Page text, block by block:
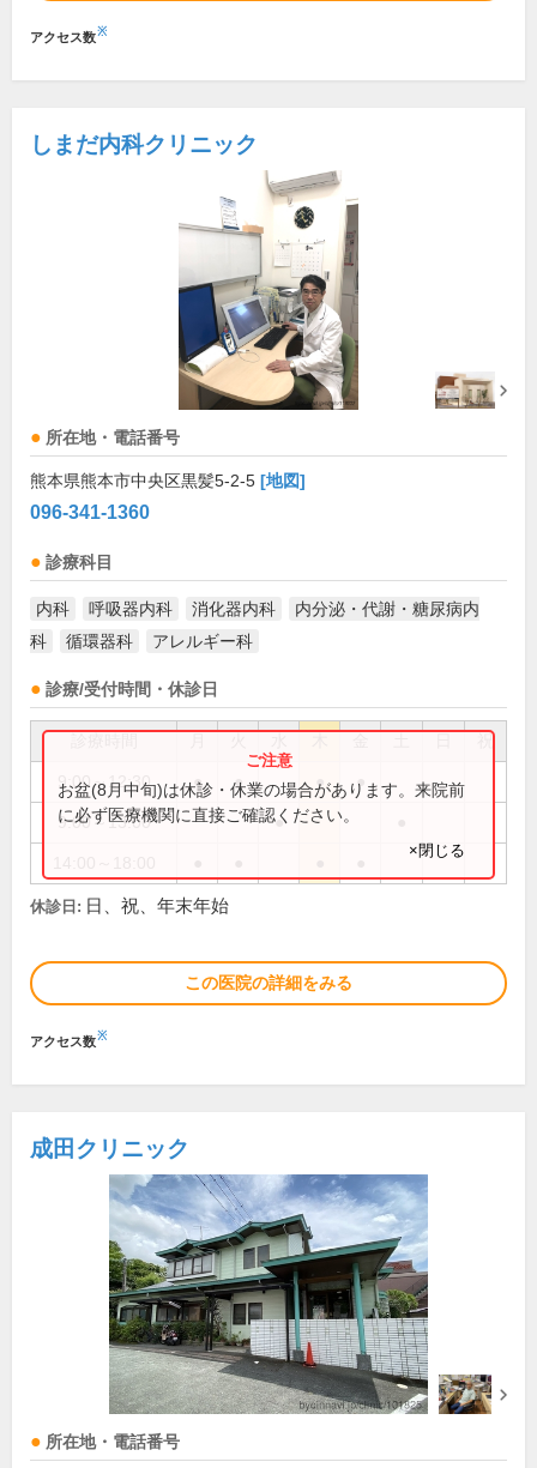
アクセス数※
しまだ内科クリニック
所在地・電話番号
熊本県熊本市中央区黒髪5-2-5 [地図]
096-341-1360
診療科目
内科 呼吸器内科 消化器内科
内分泌・代謝・糖尿病内
科
循環器科 アレルギー科
診療/受付時間・休診日
祝
9:00～12:30 ● ● ● ●
9:00～13:00 ●
お盆(8月中旬)は休診・休業の場合があります。来院前
に必ず医療機関に直接ご確認ください。
×閉じる
休診日: 日、祝、年末年始
この医院の詳細をみる
アクセス数※
成田クリニック
所在地・電話番号